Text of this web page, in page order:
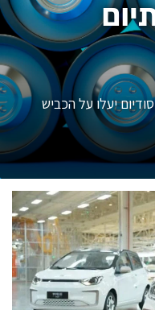
יעלו על הכביש